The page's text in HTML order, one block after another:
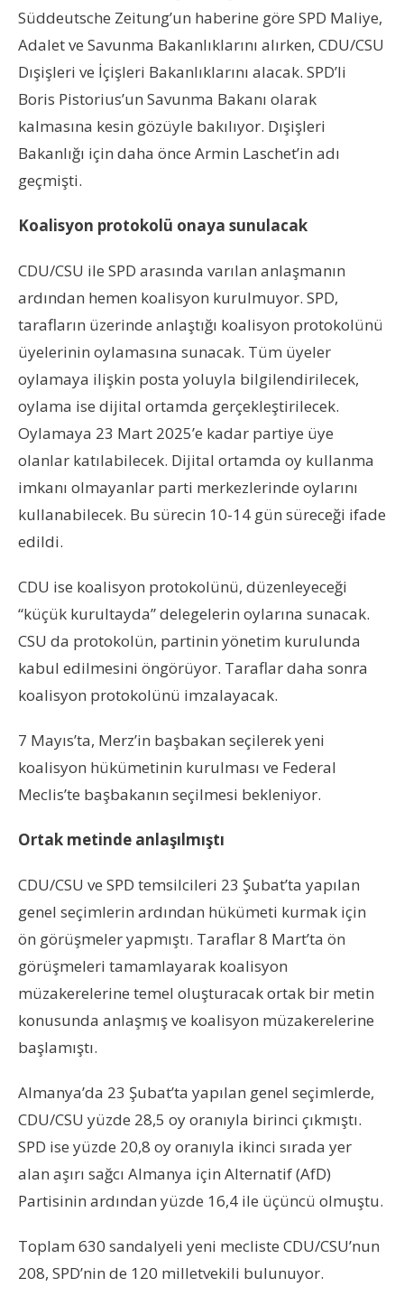
Süddeutsche Zeitung’un haberine göre SPD Maliye,
Adalet ve Savunma Bakanlıklarını alırken, CDU/CSU
Dışişleri ve İçişleri Bakanlıklarını alacak. SPD’li
Boris Pistorius’un Savunma Bakanı olarak
kalmasına kesin gözüyle bakılıyor. Dışişleri
Bakanlığı için daha önce Armin Laschet’in adı
geçmişti.
Koalisyon protokolü onaya sunulacak
CDU/CSU ile SPD arasında varılan anlaşmanın
ardından hemen koalisyon kurulmuyor. SPD,
tarafların üzerinde anlaştığı koalisyon protokolünü
üyelerinin oylamasına sunacak. Tüm üyeler
oylamaya ilişkin posta yoluyla bilgilendirilecek,
oylama ise dijital ortamda gerçekleştirilecek.
Oylamaya 23 Mart 2025’e kadar partiye üye
olanlar katılabilecek. Dijital ortamda oy kullanma
imkanı olmayanlar parti merkezlerinde oylarını
kullanabilecek. Bu sürecin 10-14 gün süreceği ifade
edildi.
CDU ise koalisyon protokolünü, düzenleyeceği
“küçük kurultayda” delegelerin oylarına sunacak.
CSU da protokolün, partinin yönetim kurulunda
kabul edilmesini öngörüyor. Taraflar daha sonra
koalisyon protokolünü imzalayacak.
7 Mayıs’ta, Merz’in başbakan seçilerekyeni
koalisyon hükümetinin kurulması ve Federal
Meclis’te başbakanın seçilmesi bekleniyor.​​​​​​​
Ortak metinde anlaşılmıştı
CDU/CSU ve SPD temsilcileri 23 Şubat’ta yapılan
genel seçimlerin ardından hükümeti kurmak için
ön görüşmeler yapmıştı. Taraflar 8 Mart’ta ön
görüşmeleri tamamlayarak koalisyon
müzakerelerine temel oluşturacak ortak bir metin
konusunda anlaşmış ve koalisyon müzakerelerine
başlamıştı.
Almanya’da 23 Şubat’ta yapılan genel seçimlerde,
CDU/CSU yüzde 28,5 oy oranıyla birinci çıkmıştı.
SPD ise yüzde 20,8 oy oranıyla ikinci sırada yer
alan aşırı sağcı Almanya için Alternatif (AfD)
Partisinin ardından yüzde 16,4 ile üçüncü olmuştu.
Toplam 630 sandalyeli yeni mecliste CDU/CSU’nun
208, SPD’nin de 120 milletvekili bulunuyor.